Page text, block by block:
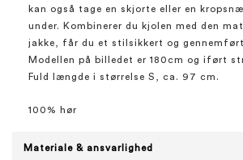
kan også tage en skjorte eller en
under. Kombinerer du kjolen med den
jakke, får du et stilsikkert og
Modellen på billedet er 180cm og iført
Fuld længde i størrelse S, ca. 97 cm.
100% hør
Materiale & ansvarlighed